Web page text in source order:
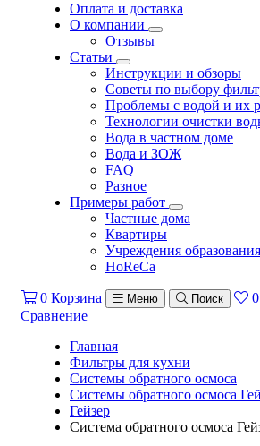
Оплата и доставка
О компании
Отзывы
Статьи
Инструкции и обзоры
Советы по выбору
Проблемы с водой и их
Технологии очистки
Вода в частном доме
Вода и ЗОЖ
FAQ
Разное
Примеры работ
Частные дома
Квартиры
Учреждения
HoReCa
0 Корзина Меню Поиск 0
Сравнение
Главная
Фильтры для кухни
Системы обратного осмоса
Системы обратного осмоса
Гейзер
Система обратного осмоса